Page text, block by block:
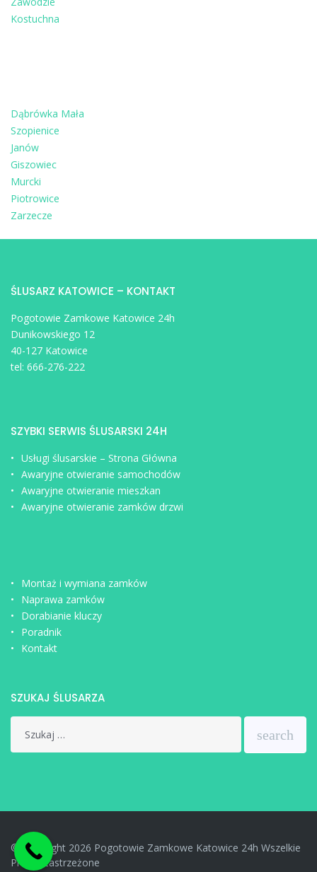
Kostuchna
Dąbrówka Mała
Szopienice
Janów
Giszowiec
Murcki
Piotrowice
Zarzecze
ŚLUSARZ KATOWICE – KONTAKT
Pogotowie Zamkowe Katowice 24h
Dunikowskiego 12
40-127 Katowice
tel: 666-276-222
SZYBKI SERWIS ŚLUSARSKI 24H
Usługi ślusarskie – Strona Główna
Awaryjne otwieranie samochodów
Awaryjne otwieranie mieszkan
Awaryjne otwieranie zamków drzwi
Montaż i wymiana zamków
Naprawa zamków
Dorabianie kluczy
Poradnik
Kontakt
SZUKAJ ŚLUSARZA
search
© Copyright 2026 Pogotowie Zamkowe Katowice 24h Wszelkie
Prawa Zastrzeżone